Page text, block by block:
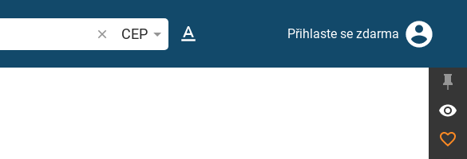
Vyhledat biblický verš nebo slovo
CEP Přihlaste se zdarma